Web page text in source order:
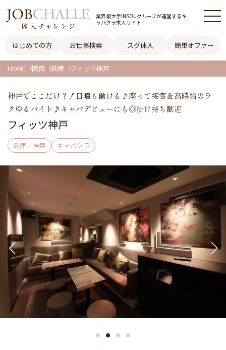
業界最大手INSOUグループが運営するキ
ャバクラ求人サイト
はじめての方 お仕事検索 スグ体入 簡単オファー
HOME 関西 兵庫 フィッツ神戸
神戸でここだけ？！日曜も働ける♪座って接客＆高時給のラ
クゆるバイト♪キャバデビューにも◎掛け持ち歓迎
フィッツ神戸
兵庫／神戸 キャバクラ